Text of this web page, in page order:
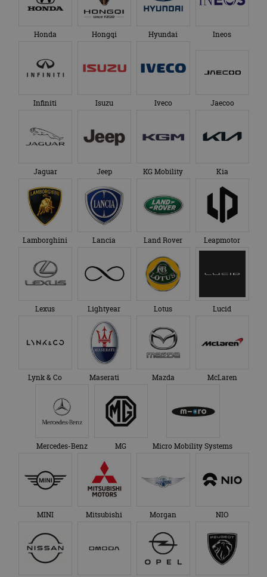
Honda Hongqi Hyundai Ineos
Infiniti Isuzu Iveco Jaecoo
Jaguar Jeep KG Mobility Kia
Lamborghini Lancia Land Rover Leapmotor
Lexus Lightyear Lotus Lucid
Lynk & Co Maserati Mazda McLaren
Mercedes-Benz MG Micro Mobility Systems
MINI Mitsubishi Morgan NIO